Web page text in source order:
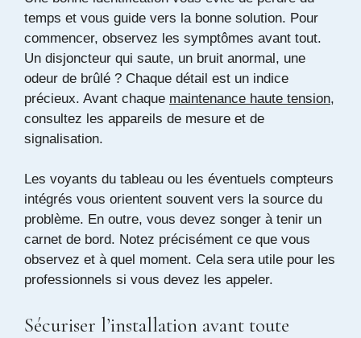
temps et vous guide vers la bonne solution. Pour
commencer, observez les symptômes avant tout.
Un disjoncteur qui saute, un bruit anormal, une
odeur de brûlé ? Chaque détail est un indice
précieux. Avant chaque maintenance haute tension,
consultez les appareils de mesure et de
signalisation.
Les voyants du tableau ou les éventuels compteurs
intégrés vous orientent souvent vers la source du
problème. En outre, vous devez songer à tenir un
carnet de bord. Notez précisément ce que vous
observez et à quel moment. Cela sera utile pour les
professionnels si vous devez les appeler.
Sécuriser l’installation avant toute